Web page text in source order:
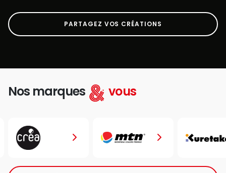
PARTAGEZ VOS CRÉATIONS
Nos marques vous